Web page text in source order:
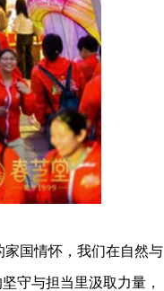
国情怀，我们在自然与
守与担当里汲取力量，